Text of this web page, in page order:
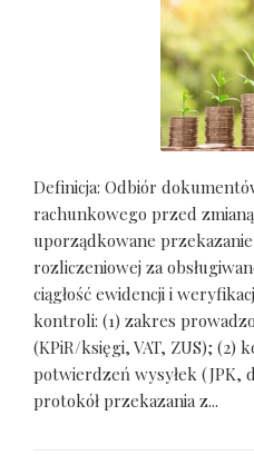
Definicja: Odbiór
rachunkowego przed
uporządkowane
rozliczeniowej za
ciągłość ewidencji i
kontroli: (1) zakres
(KPiR/księgi, VAT, ZUS); (2)
potwierdzeń wysyłek (JPK,
protokół przekazania z...